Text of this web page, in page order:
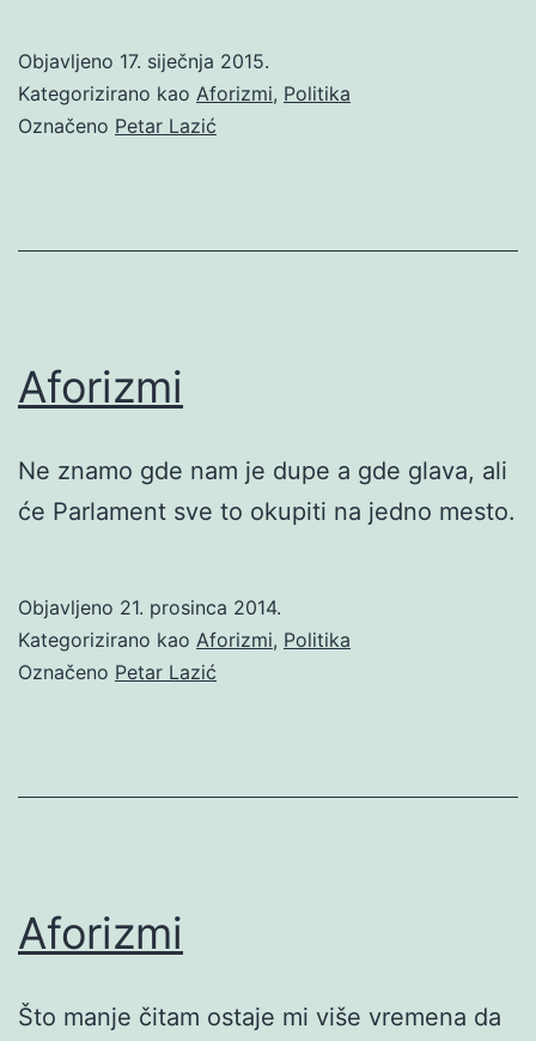
Objavljeno 17. siječnja 2015.
Kategorizirano kao Aforizmi, Politika
Označeno Petar Lazić
Aforizmi
Ne znamo gde nam je dupe a gde glava, ali
će Parlament sve to okupiti na jedno mesto.
Objavljeno 21. prosinca 2014.
Kategorizirano kao Aforizmi, Politika
Označeno Petar Lazić
Aforizmi
Što manje čitam ostaje mi više vremena da